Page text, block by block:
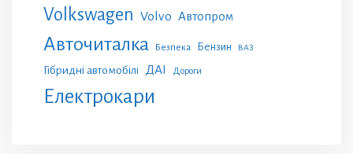
Volkswagen Volvo Автопром
Авточиталка Безпека Бензин ВАЗ
Гібридні автомобілі ДАІ Дороги
Електрокари